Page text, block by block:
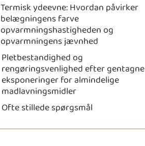
Termisk ydeevne: Hvordan påvirker
belægningens farve
opvarmningshastigheden og
opvarmningens jævnhed
Pletbestandighed og
rengøringsvenlighed efter gentagne
eksponeringer for almindelige
madlavningsmidler
Ofte stillede spørgsmål